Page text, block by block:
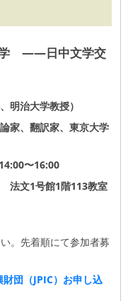
学 ――日中文学交
明治大学教授）
家、翻訳家、東京大学
〜16:00
法文1号館1階113教室
。先着順にて参加者募
団（JPIC）お申し込